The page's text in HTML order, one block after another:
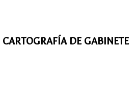
CARTOGRAFÍA DE GABINETE